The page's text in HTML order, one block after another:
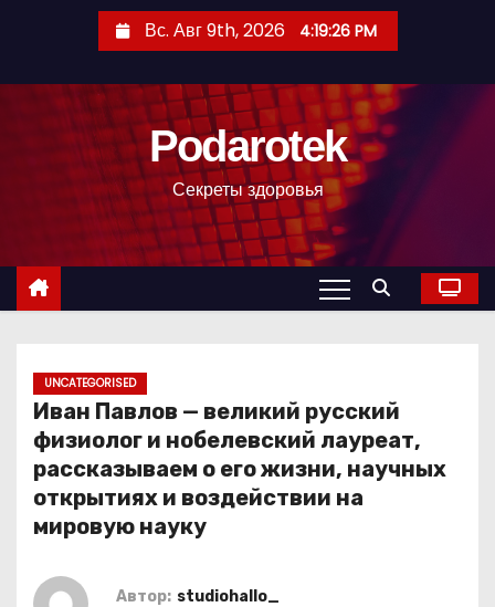
с
Вс. Авг 9th, 2026 4:19:27 PM
Podarotek
Секреты здоровья
UNCATEGORISED
Иван Павлов — великий русский
физиолог и нобелевский лауреат,
рассказываем о его жизни, научных
открытиях и воздействии на
мировую науку
Автор: studiohallo_